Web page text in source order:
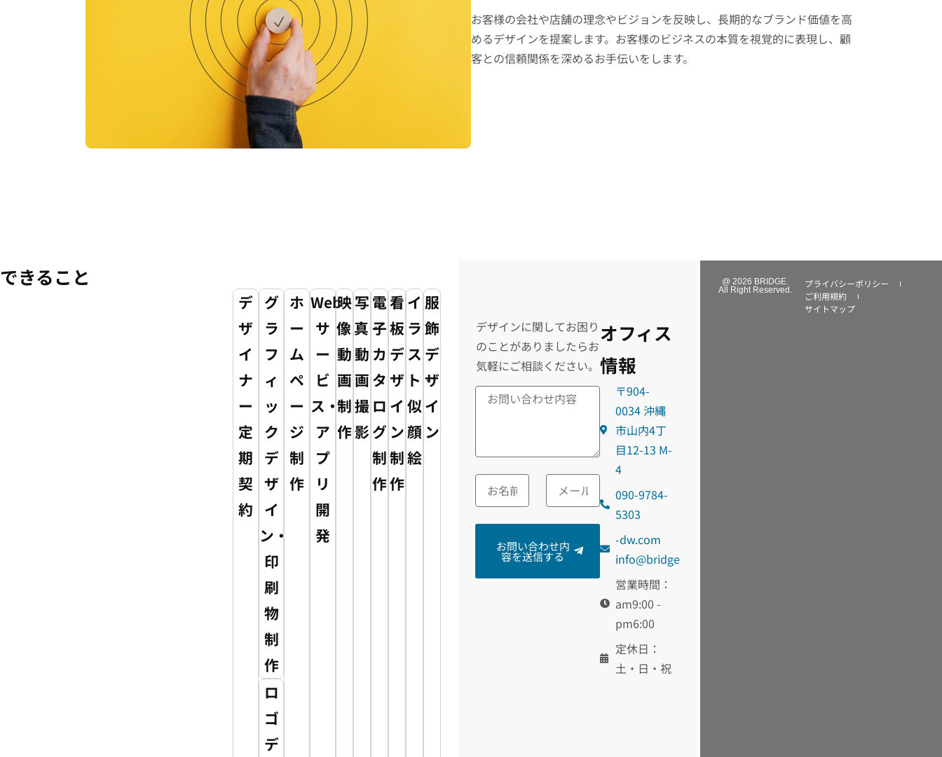
お客様の会社や店舗の理念やビジョンを反映し、長期的なブランド価値を高
めるデザインを提案します。お客様のビジネスの本質を視覚的に表現し、顧
客との信頼関係を深めるお手伝いをします。
できること
デ
ザ
イ
ナ
ー
定
期
契
約
グ
ラ
フ
ィ
ッ
ク
デ
ザ
イ
ン・
印
刷
物
制
作
ロ
ゴ
デ
ホ
ー
ム
ペ
ー
ジ
制
作
Web
サ
ー
ビ
ス・
ア
プ
リ
開
発
映
像・
動
画
制
作
写
真・
動
画
撮
影
電
子
カ
タ
ロ
グ
制
作
看
板
デ
ザ
イ
ン
制
作
イ
ラ
ス
ト・
似
顔
絵
服
飾
デ
ザ
イ
ン
デザインに関してお困り
のことがありましたらお
気軽にご相談ください。
お問い合わせ内
容を送信する
オフィス
情報
〒904-
0034 沖縄
市山内4丁
目12-13 M-
4
090-9784-
5303
moc.wd-
egdirb
@ofni
営業時間：
am9:00 -
pm6:00
定休日：
土・日・祝
@ 2026 BRIDGE.
All Right Reserved.
プライバシーポリシー
ご利用規約
サイトマップ